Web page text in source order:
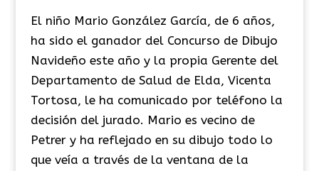
El niño Mario González García, de 6 años,
ha sido el ganador del Concurso de Dibujo
Navideño este año y la propia Gerente del
Departamento de Salud de Elda, Vicenta
Tortosa, le ha comunicado por teléfono la
decisión del jurado. Mario es vecino de
Petrer y ha reflejado en su dibujo todo lo
que veía a través de la ventana de la